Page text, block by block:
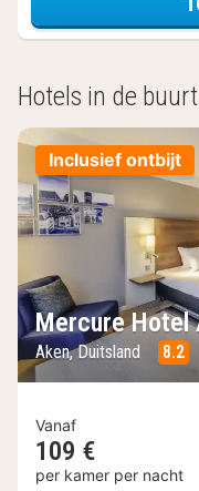
Hotels in de buurt
Inclusief ontbijt
Mercure Hotel
Aken, Duitsland 8.2
Vanaf
109 €
per kamer per nacht